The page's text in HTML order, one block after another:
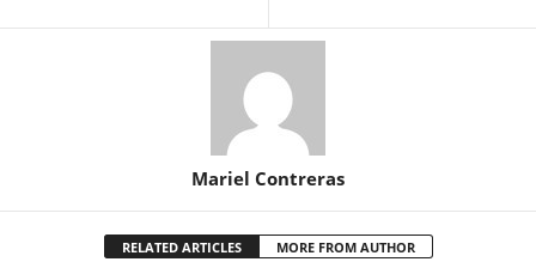
Mariel Contreras
RELATED ARTICLES MORE FROM AUTHOR